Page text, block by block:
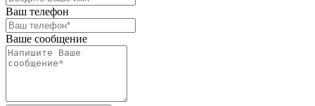
Ваш телефон
Ваше сообщение